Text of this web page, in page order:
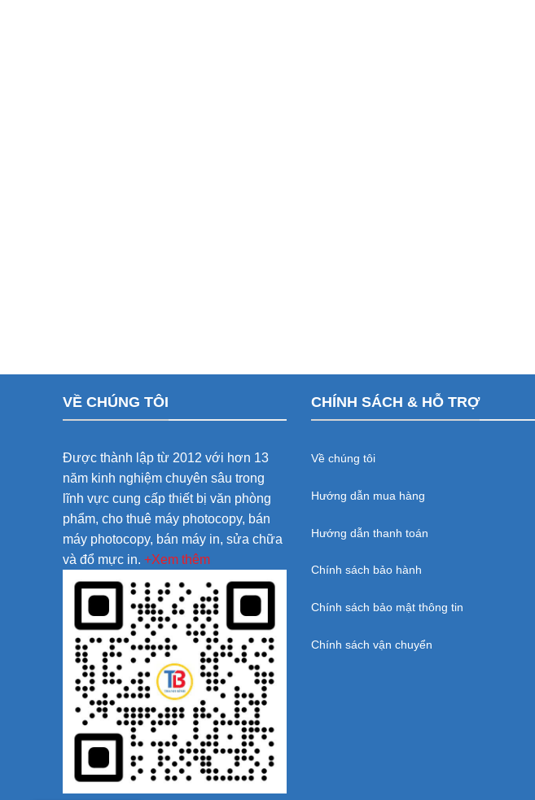
VỀ CHÚNG TÔI
Được thành lập từ 2012 với hơn 13
năm kinh nghiệm chuyên sâu trong
lĩnh vực cung cấp thiết bị văn phòng
phẩm, cho thuê máy photocopy, bán
máy photocopy, bán máy in, sửa chữa
và đổ mực in. +Xem thêm
CHÍNH SÁCH & HỖ TRỢ
Về chúng tôi
Hướng dẫn mua hàng
Hướng dẫn thanh toán
Chính sách bảo hành
Chính sách bảo mật thông tin
Chính sách vận chuyển